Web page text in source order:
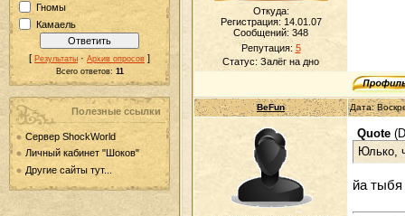
Гномы
Камаель
[ Результаты · Архив опросов ]
Всего ответов: 11
Полезные ссылки
Сервер ShockWorld
Личный кабинет "Шоков"
Другие сайты тут...
Откуда:
Регистрация: 14.01.07
Сообщений: 348
Репутация: 5
Статус: Залёг на дно
BeFun Дата:
Quote (
Юлько,
йа